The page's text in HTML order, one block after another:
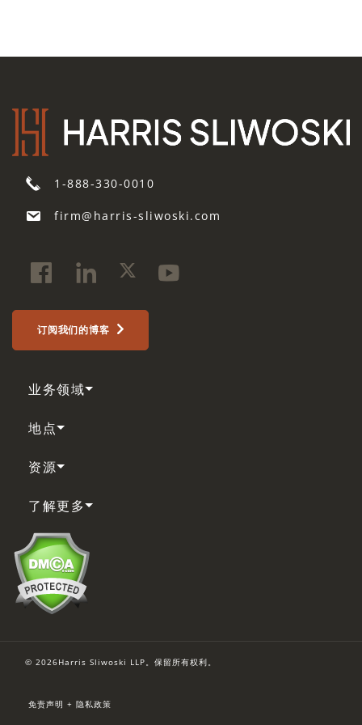
1-888-330-0010
firm@harris-sliwoski.com
订阅我们的博客
业务领域
地点
资源
了解更多
© 2026Harris Sliwoski LLP。保留所有权利。
免责声明 + 隐私政策